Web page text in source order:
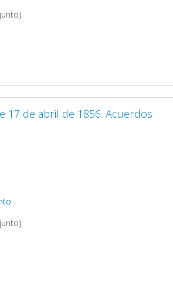
17 de abril de 1856. Acuerdos